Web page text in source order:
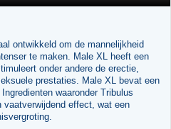
ontwikkeld om de mannelijkheid
te maken. Male XL heeft een
onder andere de erectie,
prestaties. Male XL bevat een
waaronder Tribulus
vaatverwijdend effect, wat een